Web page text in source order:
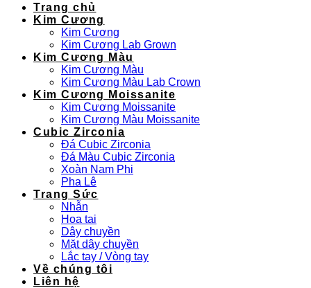
Trang chủ
Kim Cương
Kim Cương
Kim Cương Lab Grown
Kim Cương Màu
Kim Cương Màu
Kim Cương Màu Lab Crown
Kim Cương Moissanite
Kim Cương Moissanite
Kim Cương Màu Moissanite
Cubic Zirconia
Đá Cubic Zirconia
Đá Màu Cubic Zirconia
Xoàn Nam Phi
Pha Lê
Trang Sức
Nhẫn
Hoa tai
Dây chuyền
Mặt dây chuyền
Lắc tay / Vòng tay
Về chúng tôi
Liên hệ